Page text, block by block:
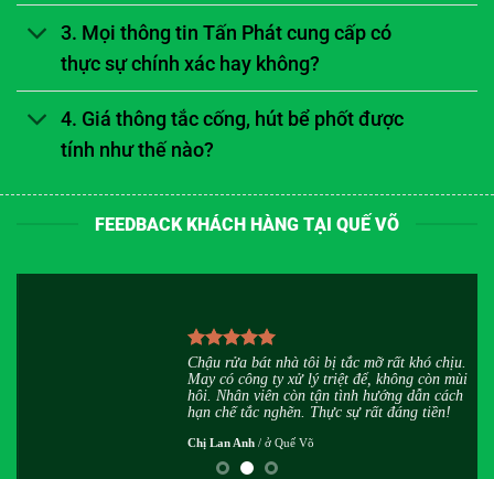
3. Mọi thông tin Tấn Phát cung cấp có
thực sự chính xác hay không?
4. Giá thông tắc cống, hút bể phốt được
tính như thế nào?
FEEDBACK KHÁCH HÀNG TẠI QUẾ VÕ
Chậu rửa bát nhà tôi bị tắc mỡ rất khó chịu.
May có công ty xử lý triệt để, không còn mùi
hôi. Nhân viên còn tận tình hướng dẫn cách
hạn chế tắc nghẽn. Thực sự rất đáng tiền!
Chị Lan Anh / ở Quế Võ